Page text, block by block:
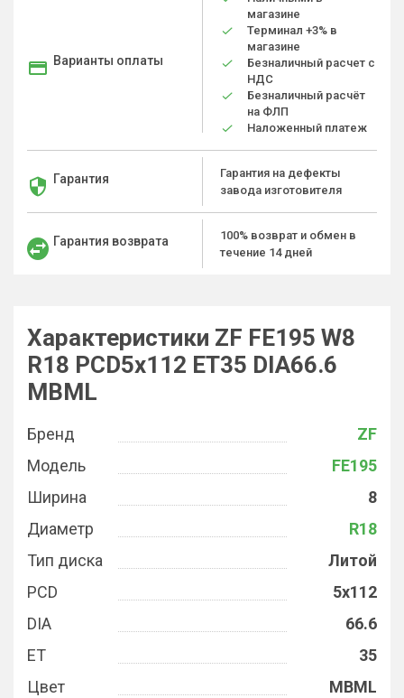
Варианты оплаты
магазине
Терминал +3% в
магазине
Безналичный расчет с
НДС
Безналичный расчёт
на ФЛП
Наложенный платеж
Гарантия
Гарантия на дефекты
завода изготовителя
Гарантия возврата
100% возврат и обмен в
течение 14 дней
Характеристики ZF FE195 W8
R18 PCD5x112 ET35 DIA66.6
MBML
Бренд
ZF
Модель
FE195
Ширина
8
Диаметр
R18
Тип диска
Литой
PCD
5x112
DIA
66.6
ET
35
Цвет
MBML